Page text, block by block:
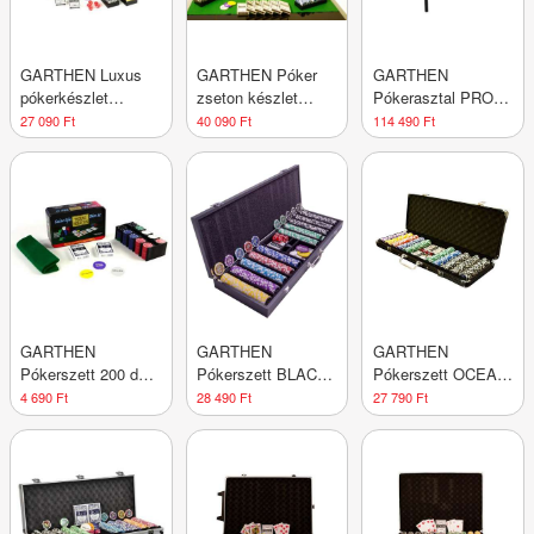
GARTHEN Luxus
pókerkészlet
DELUXE bőrönd +
kiegészítő
27 090 Ft
GARTHEN Póker
zseton készlet
OCEAN 600 db
kiegészítő
40 090 Ft
GARTHEN
Pókerasztal PROFI
8 személyes zöld
114 490 Ft
GARTHEN
Pókerszett 200 db
Metallbox
4 690 Ft
GARTHEN
Pókerszett BLACK
EDITION Wooden
500 db
28 490 Ft
GARTHEN
Pókerszett OCEAN
Black 500 db
27 790 Ft